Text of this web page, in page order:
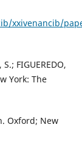
xxivenancib/
FIGUEREDO,
York: The
Oxford; New